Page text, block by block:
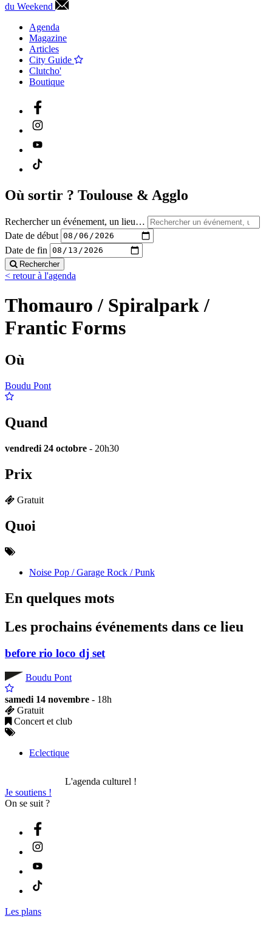
du Weekend
Agenda
Magazine
Articles
City Guide
Clutcho'
Boutique
Où sortir ? Toulouse & Agglo
Rechercher un événement, un lieu…
Date de début
Date de fin
Rechercher
< retour à l'agenda
Thomauro / Spiralpark /
Frantic Forms
Où
Boudu Pont
Quand
vendredi 24 octobre - 20h30
Prix
Gratuit
Quoi
Noise Pop / Garage Rock / Punk
En quelques mots
Les prochains événements dans ce lieu
before rio loco dj set
Boudu Pont
samedi 14 novembre - 18h
Gratuit
Concert et club
Eclectique
L'agenda culturel !
Je soutiens !
On se suit ?
Les plans